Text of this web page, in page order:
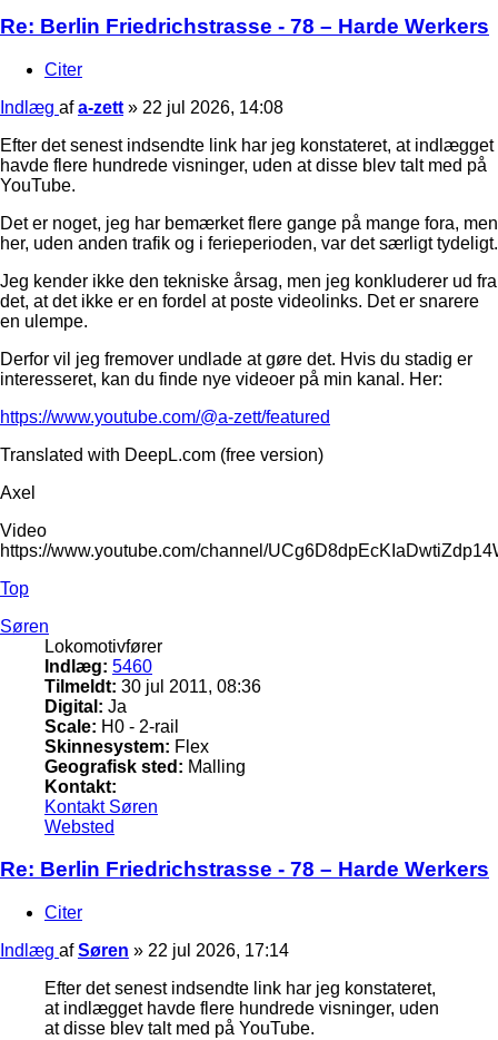
Re: Berlin Friedrichstrasse - 78 – Harde Werkers
Citer
Indlæg afa-zett » 22 jul 2026, 14:08
Efter det senest indsendte link har jeg konstateret, at indlægget
havde flere hundrede visninger, uden at disse blev talt med på
YouTube.
Det er noget, jeg har bemærket flere gange på mange fora, men
her, uden anden trafik og i ferieperioden, var det særligt tydeligt.
Jeg kender ikke den tekniske årsag, men jeg konkluderer ud fra
det, at det ikke er en fordel at poste videolinks. Det er snarere
en ulempe.
Derfor vil jeg fremover undlade at gøre det. Hvis du stadig er
interesseret, kan du finde nye videoer på min kanal. Her:
https://www.youtube.com/@a-zett/featured
Translated with DeepL.com (free version)
Axel
Video
https://www.youtube.com/channel/
Top
Søren
Lokomotivfører
Indlæg: 5460
Tilmeldt: 30 jul 2011, 08:36
Digital: Ja
Scale: H0 - 2-rail
Skinnesystem: Flex
Geografisk sted: Malling
Kontakt:
Kontakt Søren
Websted
Re: Berlin Friedrichstrasse - 78 – Harde Werkers
Citer
Indlæg afSøren » 22 jul 2026, 17:14
Efter det senest indsendte link har jeg konstateret,
at indlægget havde flere hundrede visninger, uden
at disse blev talt med på YouTube.